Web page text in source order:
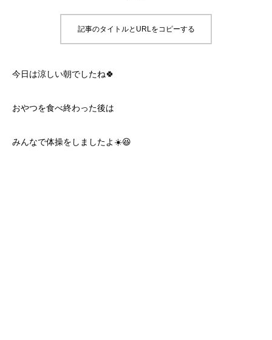
記事のタイトルとURLをコピーする
今日は涼しい朝でしたね🍀
おやつを食べ終わった後は
みんなで体操をしましたよ☀️😆